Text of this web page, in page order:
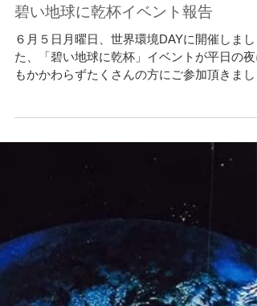
６月５日月曜日、世界環境DAYに開催しまし
た、「碧い地球に乾杯」イベントが平日の夜
もかかわらずたくさんの方にご参加頂きまし
ありがとうございました。 当日は快晴の天気
恵まれ、ブログやfacebookにもアップしてい
以上の美しい夕日を見ることができました。